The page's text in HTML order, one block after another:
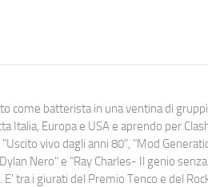
come batterista in una ventina di
Italia, Europa e USA e aprendo per
vivo dagli anni 80", "Mod
Nero" e "Ray Charles- Il genio
E' tra i giurati del Premio Tenco e del